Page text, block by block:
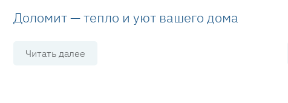
Доломит — тепло и уют вашего дома
Читать далее